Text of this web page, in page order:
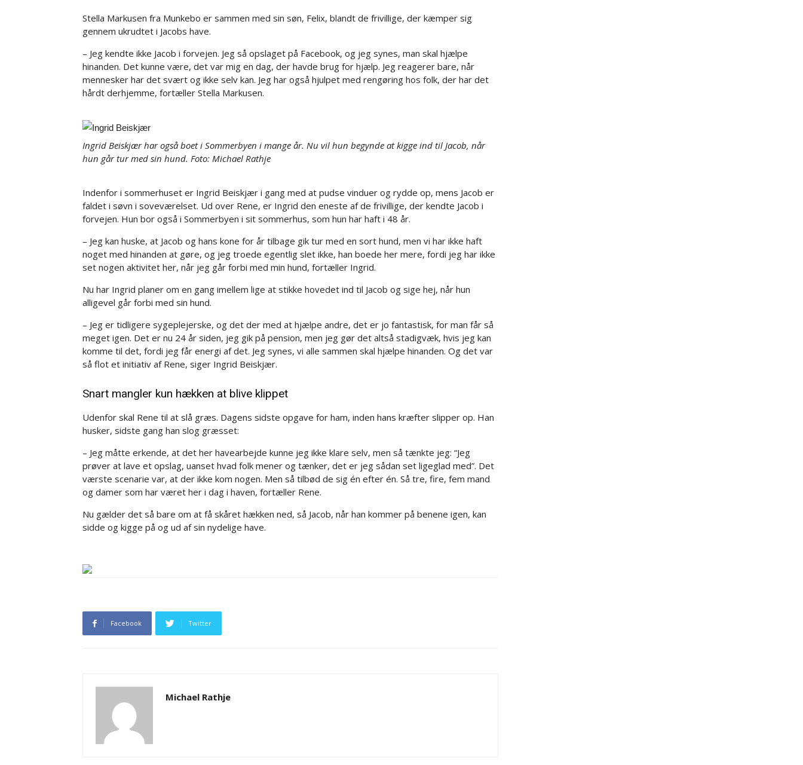
Stella Markusen fra Munkebo er sammen med sin søn, Felix, blandt de frivillige, der kæmper sig
gennem ukrudtet i Jacobs have.
– Jeg kendte ikke Jacob i forvejen. Jeg så opslaget på Facebook, og jeg synes, man skal hjælpe
hinanden. Det kunne være, det var mig en dag, der havde brug for hjælp. Jeg reagerer bare, når
mennesker har det svært og ikke selv kan. Jeg har også hjulpet med rengøring hos folk, der har det
hårdt derhjemme, fortæller Stella Markusen.
Ingrid Beiskjær har også boet i Sommerbyen i mange år. Nu vil hun begynde at kigge ind til Jacob, når
hun går tur med sin hund. Foto: Michael Rathje
Indenfor i sommerhuset er Ingrid Beiskjær i gang med at pudse vinduer og rydde op, mens Jacob er
faldet i søvn i soveværelset. Ud over Rene, er Ingrid den eneste af de frivillige, der kendte Jacob i
forvejen. Hun bor også i Sommerbyen i sit sommerhus, som hun har haft i 48 år.
– Jeg kan huske, at Jacob og hans kone for år tilbage gik tur med en sort hund, men vi har ikke haft
noget med hinanden at gøre, og jeg troede egentlig slet ikke, han boede her mere, fordi jeg har ikke
set nogen aktivitet her, når jeg går forbi med min hund, fortæller Ingrid.
Nu har Ingrid planer om en gang imellem lige at stikke hovedet ind til Jacob og sige hej, når hun
alligevel går forbi med sin hund.
– Jeg er tidligere sygeplejerske, og det der med at hjælpe andre, det er jo fantastisk, for man får så
meget igen. Det er nu 24 år siden, jeg gik på pension, men jeg gør det altså stadigvæk, hvis jeg kan
komme til det, fordi jeg får energi af det. Jeg synes, vi alle sammen skal hjælpe hinanden. Og det var
så flot et initiativ af Rene, siger Ingrid Beiskjær.
Snart mangler kun hækken at blive klippet
Udenfor skal Rene til at slå græs. Dagens sidste opgave for ham, inden hans kræfter slipper op. Han
husker, sidste gang han slog græsset:
– Jeg måtte erkende, at det her havearbejde kunne jeg ikke klare selv, men så tænkte jeg: “Jeg
prøver at lave et opslag, uanset hvad folk mener og tænker, det er jeg sådan set ligeglad med”. Det
værste scenarie var, at der ikke kom nogen. Men så tilbød de sig én efter én. Så tre, fire, fem mand
og damer som har været her i dag i haven, fortæller Rene.
Nu gælder det så bare om at få skåret hækken ned, så Jacob, når han kommer på benene igen, kan
sidde og kigge på og ud af sin nydelige have.
Facebook Twitter
Michael Rathje